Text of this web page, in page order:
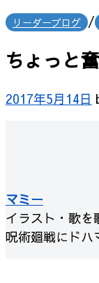
リーダーブログ /
ちょっと
2017年5月14日
マミー
イラスト・歌を
呪術廻戦にドハ